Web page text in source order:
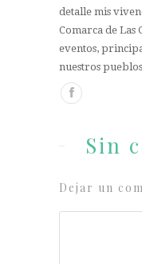
detalle mis
Comarca de Las
eventos,
nuestros
Sin
Dejar un